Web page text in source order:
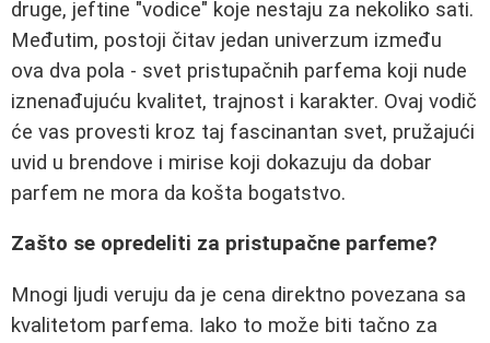
druge, jeftine "vodice" koje nestaju za nekoliko sati.
Međutim, postoji čitav jedan univerzum između
ova dva pola - svet pristupačnih parfema koji nude
iznenađujuću kvalitet, trajnost i karakter. Ovaj vodič
će vas provesti kroz taj fascinantan svet, pružajući
uvid u brendove i mirise koji dokazuju da dobar
parfem ne mora da košta bogatstvo.
Zašto se opredeliti za pristupačne parfeme?
Mnogi ljudi veruju da je cena direktno povezana sa
kvalitetom parfema. Iako to može biti tačno za